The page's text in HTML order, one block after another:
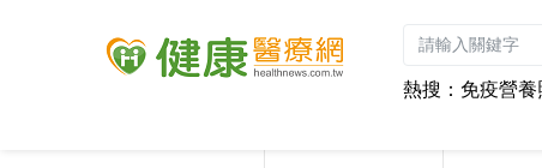
熱搜： 免疫營養